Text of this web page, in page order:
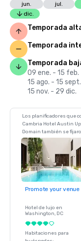
jun.
jul.
dic.
Temporada
Temporada
Temporada
09 ene. - 15 feb.
15 ago. - 15 sept.
15 nov. - 29 dic.
Los planificadores que
Cambria Hotel Austin
Domain también se
Promote your venue
Hotel de lujo en
Washington, DC
Habitaciones para